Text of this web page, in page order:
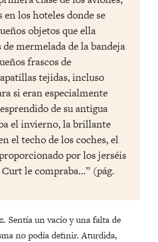
en los hoteles donde se
objetos que ella
mermelada de la bandeja
frascos de
tejidas, incluso
si eran especialmente
de su antigua
el invierno, la brillante
el techo de los coches, el
por los jerséis
le compraba…” (pág.
Sentía un vacío y una falta de
no podía definir. Aturdida,